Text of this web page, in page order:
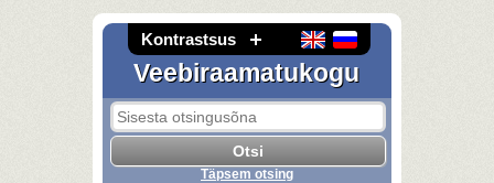
Kontrastsus
Veebiraamatukogu
Täpsem otsing